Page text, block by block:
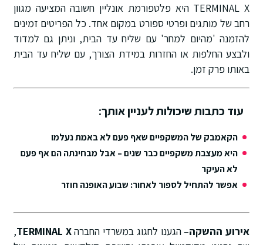
TERMINAL X היא פלטפורמת אונליין חשובה המציעה מגוון
רחב של מותגים ופרטי ספורט במקום אחד. כל הפריטים זמינים
להזמנה 'מהיום למחר' עם שליח עד הבית, וניתן גם למדוד
ולבצע החלפות או החזרות במידת הצורך, עם שליח עד הבית
באותו פרק זמן.
עוד כתבות שיכולות לעניין אותך:
הקאמבק של המשקפיים שאף פעם לא באמת נעלמו
היא מעצבת משקפיים כבר שנים – אבל מבחינתה הם אף פעם
לא העיקר
אפשר להתחיל לספור לאחור: שבוע האופנה חוזר
אירוע ההשקה– הגענו לחגוג במשרדי החברהTERMINAL X
,